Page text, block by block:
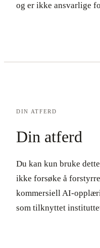
og er ikke ansvarlige
DIN ATFERD
Din atferd
Du kan kun bruke
ikke forsøke å
kommersiell AI-
som tilknyttet